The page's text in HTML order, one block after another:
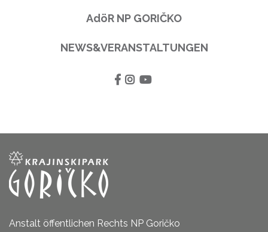
AdöR NP GORIČKO
NEWS&VERANSTALTUNGEN
Anstalt öffentlichen Rechts NP Goričko